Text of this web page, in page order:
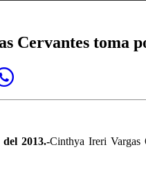
Cervantes toma
2013.-Cinthya Ireri